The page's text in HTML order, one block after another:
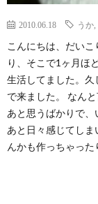
2010.06.18 うか
こんにちは、だい
り、そこで1ヶ月ほ
生活してました。久
で来ました。 なん
あと思うばかりで
あと日々感じてし
んかも作っちゃっ